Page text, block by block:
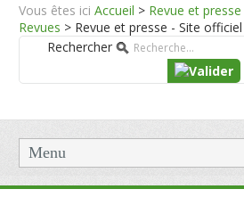
Vous êtes ici Accueil > Revue et presse
Revues > Revue et presse - Site
Rechercher
Menu